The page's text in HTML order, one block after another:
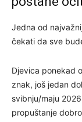
Jedna od
čekati da sve
Djevica ponekad
znak, još jedan
svibnju/maju
propuštanje